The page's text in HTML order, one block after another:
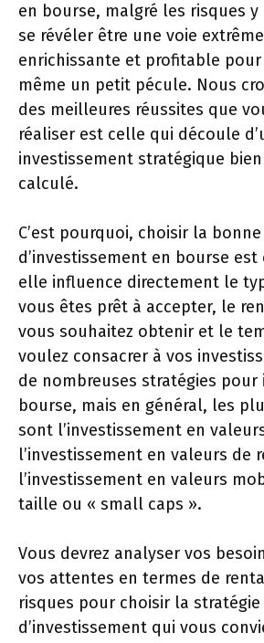
en bourse, malgré les risques
se révéler être une voie
enrichissante et profitable
même un petit pécule. Nous
des meilleures réussites que
réaliser est celle qui découle
investissement stratégique
calculé.
C’est pourquoi, choisir la
d’investissement en bourse
elle influence directement le
vous êtes prêt à accepter, le
vous souhaitez obtenir et le
voulez consacrer à vos
de nombreuses stratégies pour
bourse, mais en général, les
sont l’investissement en
l’investissement en valeurs de
l’investissement en valeurs
taille ou « small caps ».
Vous devrez analyser vos
vos attentes en termes de
risques pour choisir la stratégie
d’investissement qui vous